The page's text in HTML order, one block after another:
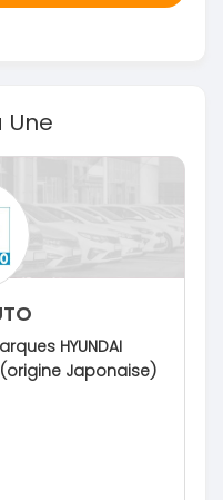
HYUNDAI
Japonaise)